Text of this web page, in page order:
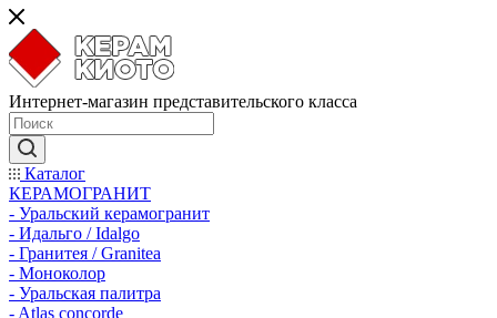
Интернет-магазин представительского класса
Каталог
КЕРАМОГРАНИТ
- Уральский керамогранит
- Идальго / Idalgo
- Гранитея / Granitea
- Моноколор
- Уральская палитра
- Atlas concorde